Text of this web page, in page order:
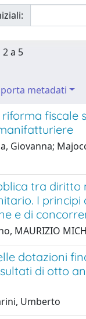
a 5
metadati
fiscale
Giovanna;
tra diritto
I principi
e di
MAURIZIO
dotazioni
di otto
Umberto